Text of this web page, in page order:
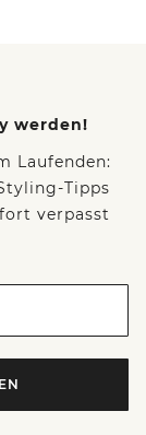
werden!
Laufenden:
Tipps
verpasst